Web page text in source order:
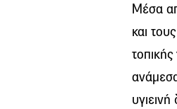
Μέσα
και